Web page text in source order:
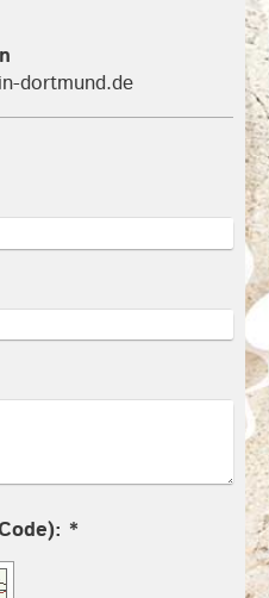
dortmund.de
Captcha (Spam-Schutz-Code): *